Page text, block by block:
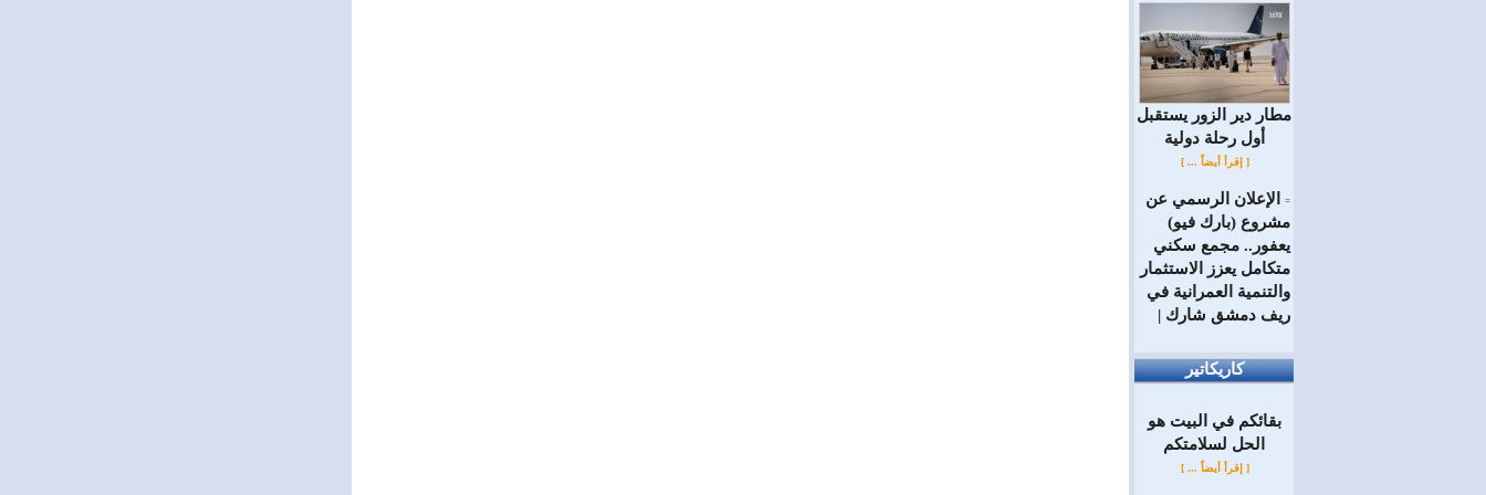
مطار دير الزور يستقبل
أول رحلة دولية
[ إقرأ أيضاً ... ]
=
الإعلان الرسمي عن
مشروع (بارك فيو)
يعفور.. مجمع سكني
متكامل يعزز الاستثمار
والتنمية العمرانية في
ريف دمشق شارك |
كاريكاتير
بقائكم في البيت هو
الحل لسلامتكم
[ إقرأ أيضاً ... ]